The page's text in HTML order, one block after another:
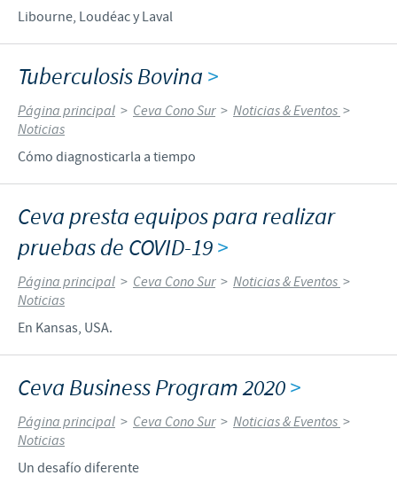
Libourne, Loudéac y Laval
Tuberculosis Bovina >
Página principal > Ceva Cono Sur > Noticias & Eventos >
Noticias
Cómo diagnosticarla a tiempo
Ceva presta equipos para realizar
pruebas de COVID-19>
Página principal > Ceva Cono Sur > Noticias & Eventos >
Noticias
En Kansas, USA.
Ceva Business Program 2020>
Página principal > Ceva Cono Sur > Noticias & Eventos >
Noticias
Un desafío diferente